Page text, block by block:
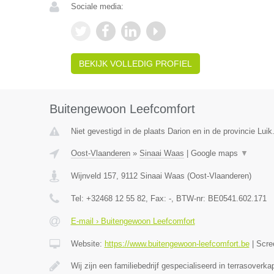
Sociale media:
BEKIJK VOLLEDIG PROFIEL
Buitengewoon Leefcomfort
Niet gevestigd in de plaats Darion en in de provincie Luik.
Oost-Vlaanderen» Sinaai Waas Google maps ▼
Wijnveld 157, 9112 Sinaai Waas (Oost-Vlaanderen)
Tel: +32468 12 55 82, Fax: -, BTW-nr: BE0541.602.171
E-mail › Buitengewoon Leefcomfort
Website: https://www.buitengewoon-leefcomfort.be|
Wij zijn een familiebedrijf gespecialiseerd in